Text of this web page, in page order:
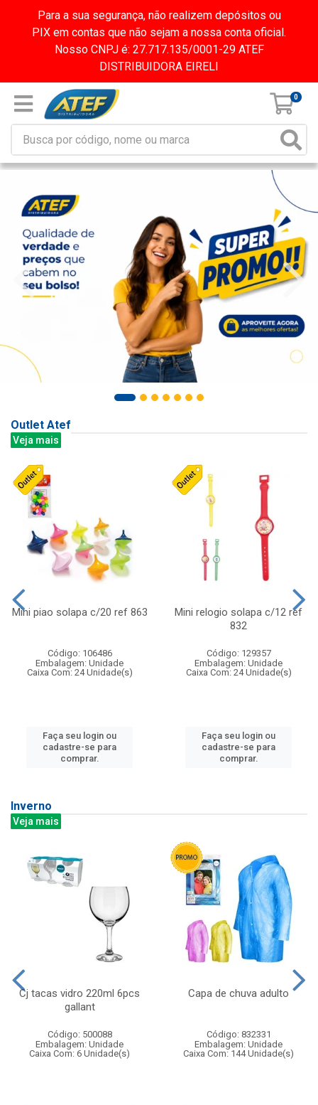
Para a sua segurança, não realizem depósitos ou
PIX em contas que não sejam a nossa conta oficial.
Nosso CNPJ é: 27.717.135/0001-29 ATEF
DISTRIBUIDORA EIRELI
0
Outlet Atef
Veja mais
Mini piao solapa c/20 ref 863
Código: 106486
Embalagem: Unidade
Caixa Com: 24 Unidade(s)
Faça seu login ou
cadastre-se para
comprar.
Mini relogio solapa c/12 ref
832
Código: 129357
Embalagem: Unidade
Caixa Com: 24 Unidade(s)
Faça seu login ou
cadastre-se para
comprar.
Inverno
Veja mais
Cj tacas vidro 220ml 6pcs
gallant
Código: 500088
Embalagem: Unidade
Caixa Com: 6 Unidade(s)
Capa de chuva adulto
Código: 832331
Embalagem: Unidade
Caixa Com: 144 Unidade(s)